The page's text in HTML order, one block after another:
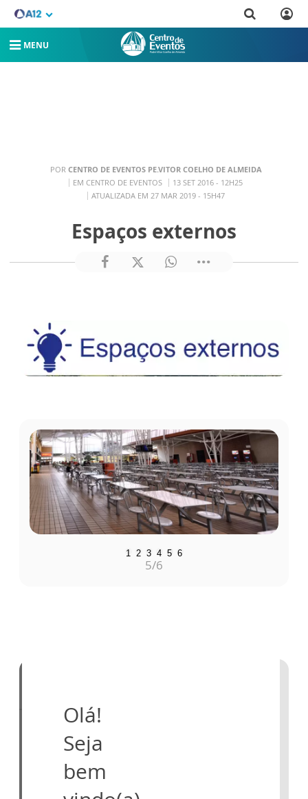
MENU
POR CENTRO DE EVENTOS PE.VITOR COELHO DE ALMEIDA
EM CENTRO DE EVENTOS
13 SET 2016 - 12H25
ATUALIZADA EM 27 MAR 2019 - 15H47
Espaços externos
1 2 3 4 5 6
4/6